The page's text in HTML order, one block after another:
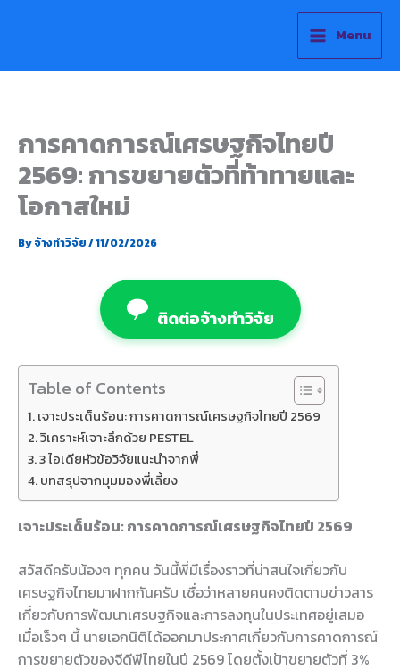
Menu
การคาดการณ์เศรษฐกิจไทยปี
2569: การขยายตัวที่ท้าทายและ
โอกาสใหม่
Byจ้างทำวิจัย/11/02/2026
ติดต่อจ้างทำวิจัย
Table of Contents
เจาะประเด็นร้อน: การคาดการณ์เศรษฐกิจไทยปี 2569
วิเคราะห์เจาะลึกด้วย PESTEL
3 ไอเดียหัวข้อวิจัยแนะนำจากพี่
บทสรุปจากมุมมองพี่เลี้ยง
เจาะประเด็นร้อน: การคาดการณ์เศรษฐกิจไทยปี 2569
สวัสดีครับน้องๆ ทุกคน วันนี้พี่มีเรื่องราวที่น่าสนใจเกี่ยวกับ
เศรษฐกิจไทยมาฝากกันครับ เชื่อว่าหลายคนคงติดตามข่าวสาร
เกี่ยวกับการพัฒนาเศรษฐกิจและการลงทุนในประเทศอยู่เสมอ
เมื่อเร็วๆ นี้ นายเอกนิติได้ออกมาประกาศเกี่ยวกับการคาดการณ์
การขยายตัวของจีดีพีไทยในปี 2569 โดยตั้งเป้าขยายตัวที่ 3%